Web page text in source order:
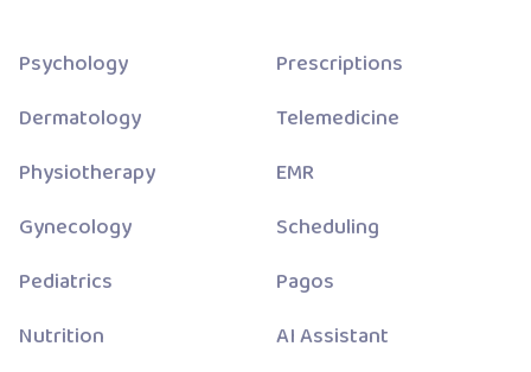
Psychology
Dermatology
Physiotherapy
Gynecology
Pediatrics
Nutrition
Prescriptions
Telemedicine
EMR
Scheduling
Pagos
AI Assistant